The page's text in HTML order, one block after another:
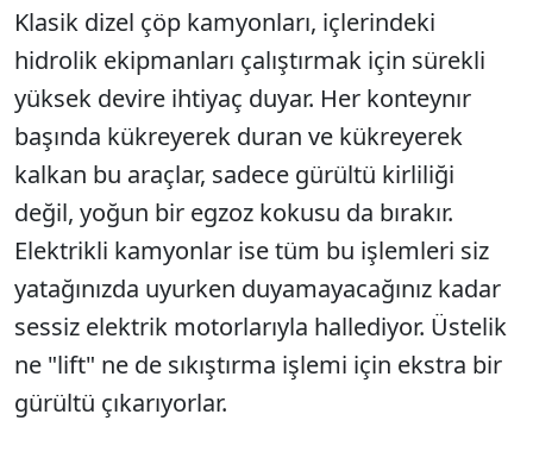
Klasik dizel çöp kamyonları, içlerindeki
hidrolik ekipmanları çalıştırmak için sürekli
yüksek devire ihtiyaç duyar. Her konteynır
başında kükreyerek duran ve kükreyerek
kalkan bu araçlar, sadece gürültü kirliliği
değil, yoğun bir egzoz kokusu da bırakır.
Elektrikli kamyonlar ise tüm bu işlemleri siz
yatağınızda uyurken duyamayacağınız kadar
sessiz elektrik motorlarıyla hallediyor. Üstelik
ne "lift" ne de sıkıştırma işlemi için ekstra bir
gürültü çıkarıyorlar.